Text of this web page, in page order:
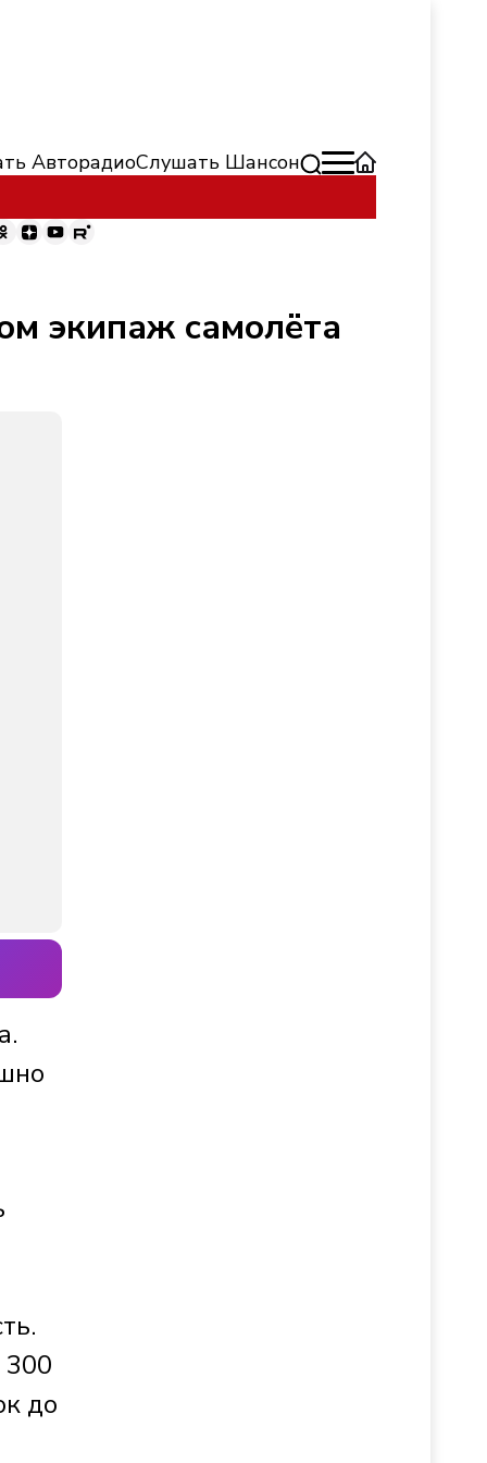
АвторадиоСлушать Шансон
экипаж самолёта
до